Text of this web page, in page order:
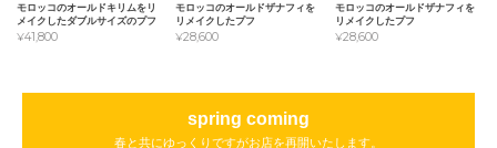
モロッコのオールドキリムをリ
メイクしたダブルサイズのプフ
¥41,800
モロッコのオールドザナフィを
リメイクしたプフ
¥28,600
モロッコのオールドザナフィを
リメイクしたプフ
¥28,600
spring coming
春と共にゆっくりですがお店を再開いたします。